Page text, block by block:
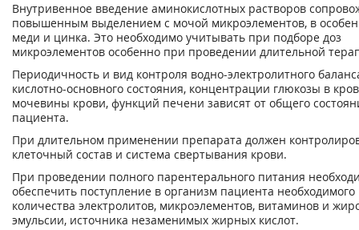
Внутривенное введение аминокислотных растворов
повышенным выделением с мочой микроэлементов, в
меди и цинка. Это необходимо учитывать при подборе доз
микроэлементов особенно при проведении длительной
Периодичность и вид контроля водно-электролитного
кислотно-основного состояния, концентрации глюкозы в
мочевины крови, функций печени зависят от общего
пациента.
При длительном применении препарата должен
клеточный состав и система свертывания крови.
При проведении полного парентерального питания
обеспечить поступление в организм пациента необходимого
количества электролитов, микроэлементов, витаминов и
эмульсии, источника незаменимых жирных кислот.